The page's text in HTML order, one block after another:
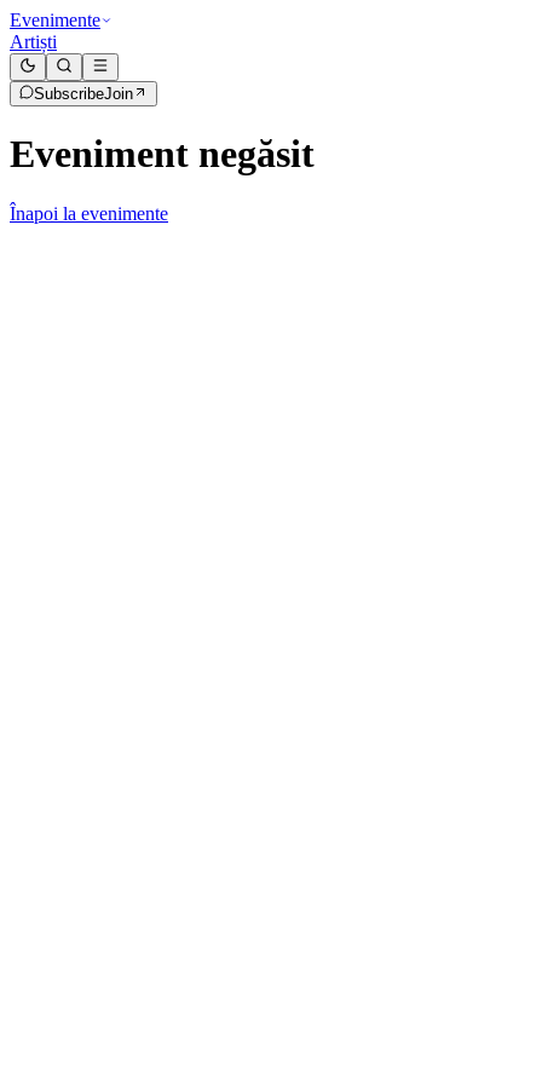
Evenimente
Artiști
SubscribeJoin
Eveniment negăsit
Înapoi la evenimente